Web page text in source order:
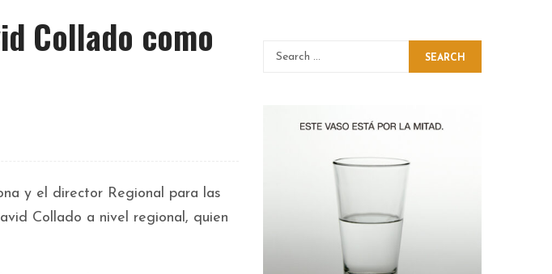
Collado como
y el director Regional para las
Collado a nivel regional, quien
SEARCH